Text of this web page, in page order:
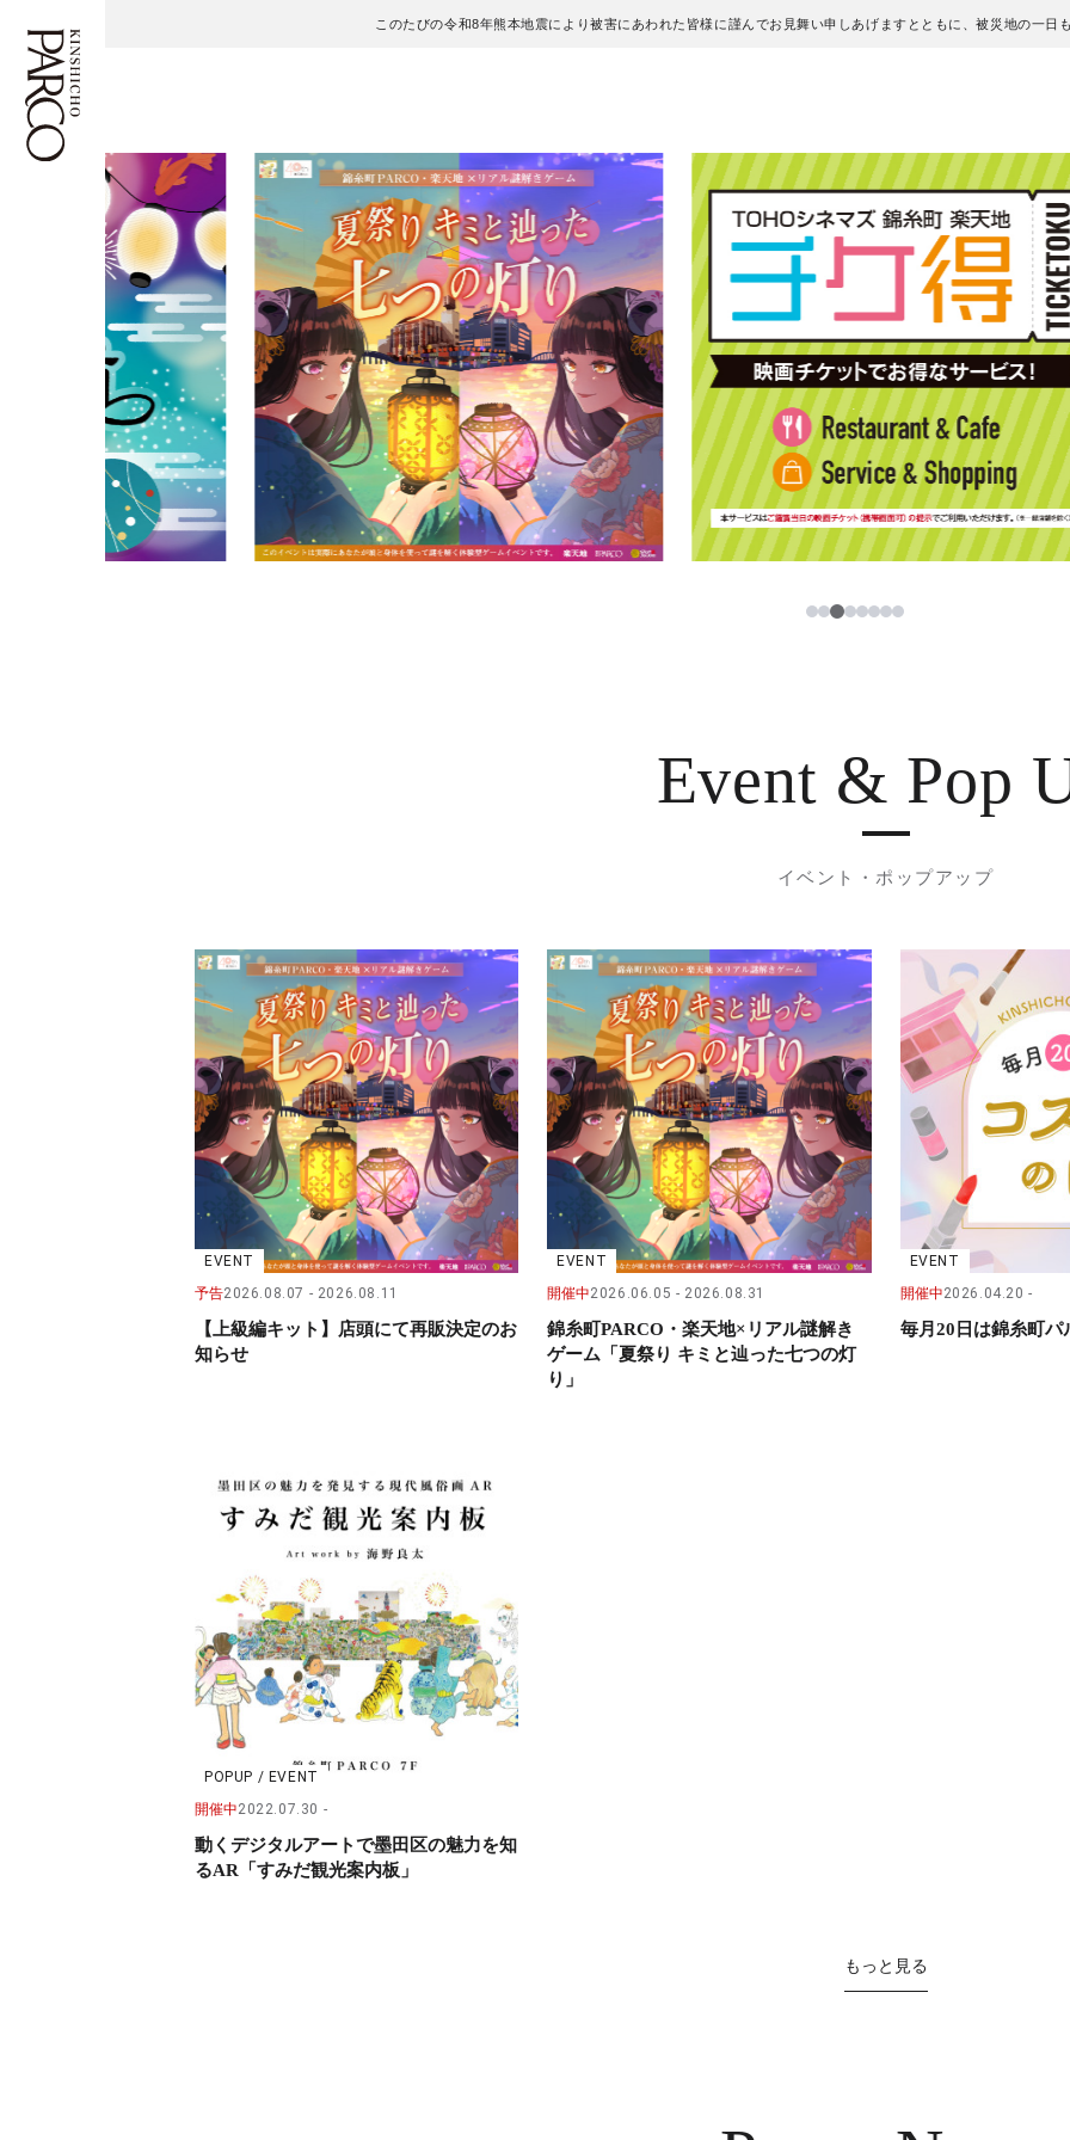
このたびの令和8年熊本地震により被害にあわれた皆様に謹んでお見舞い申しあげますとともに、被災地の一日
フロアガイド
施設案内・アクセス
イベント・ポップアップ
ニュース
レストラン・カフェ
TAX FREE
PARCOメンバーズ
ENGLISH
繁体字
簡体字
한국어
ภาษาไทย
日本語
12345678
Event & Pop
イベント・ポップアップ
EVENT
予告2026.08.07 2026.08.11
【上級編キット】店頭にて再販決定のお
知らせ
EVENT
開催中2026.06.05 2026.08.31
錦糸町PARCO・楽天地×リアル謎解き
ゲーム「夏祭り キミと辿った七つの灯
り」
EVENT
開催中2026.04.20
毎月20日は錦糸町パ
POPUP / EVENT
開催中2022.07.30
動くデジタルアートで墨田区の魅力を知
るAR「すみだ観光案内板」
もっと見る